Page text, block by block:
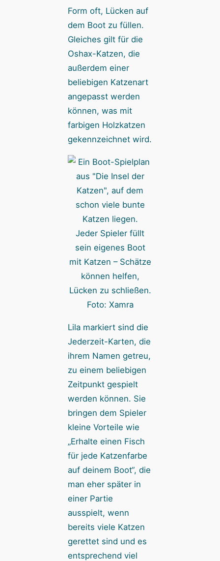
Form oft, Lücken auf
dem Boot zu füllen.
Gleiches gilt für die
Oshax-Katzen, die
außerdem einer
beliebigen Katzenart
angepasst werden
können, was mit
farbigen Holzkatzen
gekennzeichnet wird.
Jeder Spieler füllt
sein eigenes Boot
mit Katzen – Schätze
können helfen,
Lücken zu schließen.
Foto: Xamra
Lila markiert sind die
Jederzeit-Karten, die
ihrem Namen getreu,
zu einem beliebigen
Zeitpunkt gespielt
werden können. Sie
bringen dem Spieler
kleine Vorteile wie
„Erhalte einen Fisch
für jede Katzenfarbe
auf deinem Boot“, die
man eher später in
einer Partie
ausspielt, wenn
bereits viele Katzen
gerettet sind und es
entsprechend viel